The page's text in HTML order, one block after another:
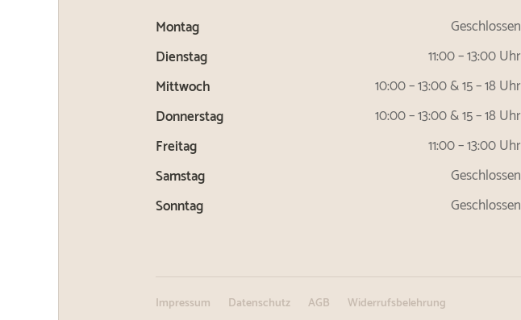
Montag
Geschlossen
Dienstag
11:00 – 13:00 Uhr
Mittwoch
10:00 – 13:00 & 15 – 18 Uhr
Donnerstag
10:00 – 13:00 & 15 – 18 Uhr
Freitag
11:00 – 13:00 Uhr
Samstag
Geschlossen
Sonntag
Geschlossen
Impressum Datenschutz AGB Widerrufsbelehrung